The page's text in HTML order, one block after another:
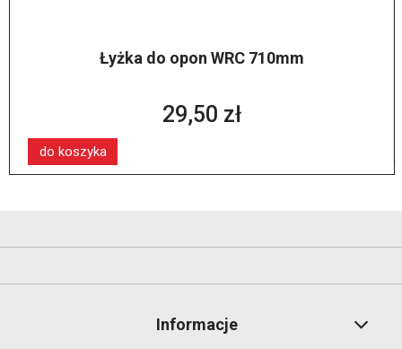
Łyżka do opon WRC 710mm
29,50 zł
do koszyka
Informacje